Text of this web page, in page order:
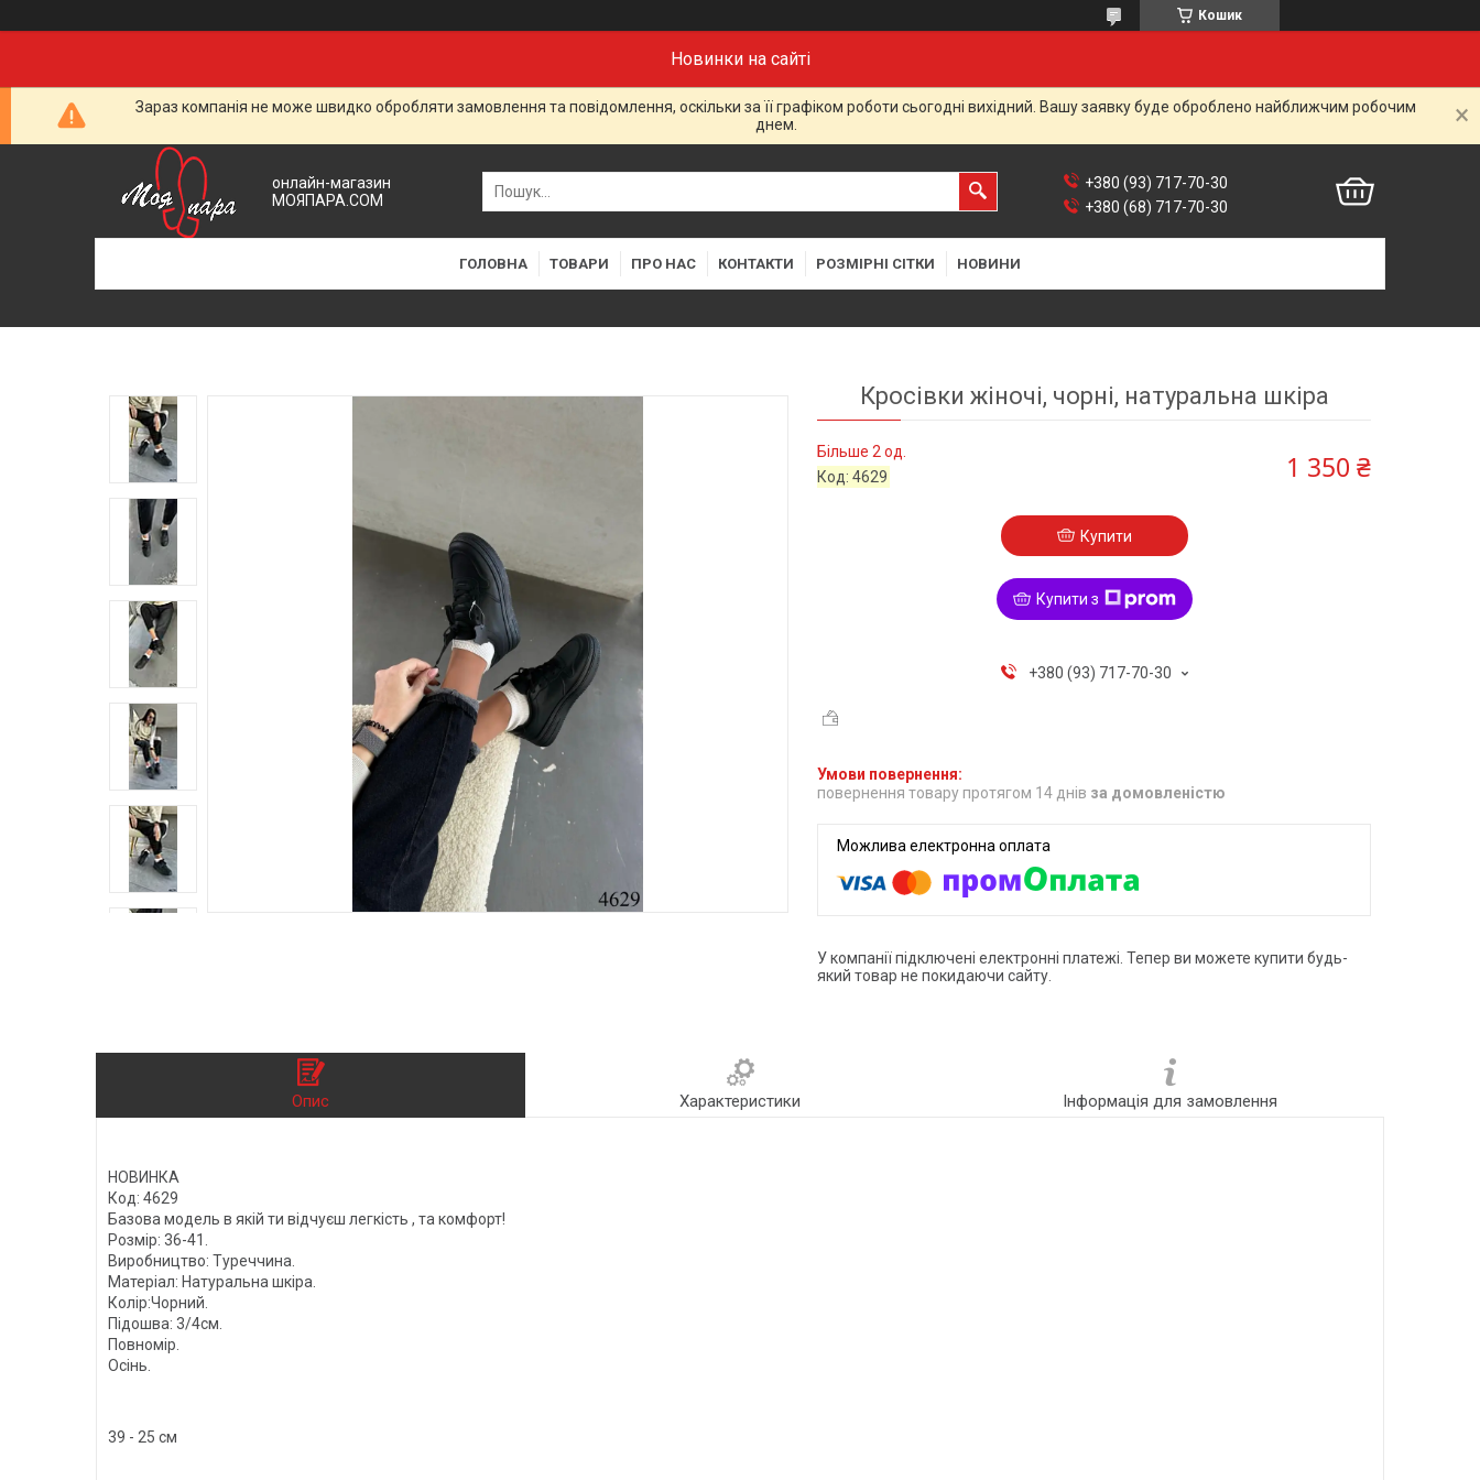
Кошик
Новинки на сайті
Зараз компанія не може швидко обробляти замовлення та повідомлення, оскільки за її графіком роботи сьогодні вихідний. Вашу заявку буде оброблено найближчим робочим
днем.
онлайн-магазин
МОЯПАРА.COM
+380 (93) 717-70-30
+380 (68) 717-70-30
ГОЛОВНА ТОВАРИ ПРО НАС КОНТАКТИ РОЗМІРНІ СІТКИ НОВИНИ
Кросівки жіночі, чорні, натуральна шкіра
Більше 2 од.
Код:4629 1 350 ₴
Купити
Купити з
+380 (93) 717-70-30
повернення товару протягом 14 днів за домовленістю
У компанії підключені електронні платежі. Тепер ви можете купити будь-
який товар не покидаючи сайту.
Опис Характеристики Інформація для замовлення
НОВИНКА
Код: 4629
Базова модель в якій ти відчуєш легкість , та комфорт!
Розмір: 36-41.
Виробництво: Туреччина.
Матеріал: Натуральна шкіра.
Колір:Чорний.
Підошва: 3/4см.
Повномір.
Осінь.
39 - 25 см